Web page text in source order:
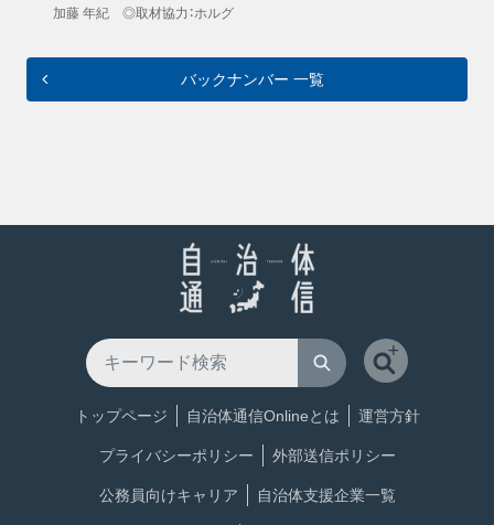
加藤 年紀 ◎取材協力：ホルグ
バックナンバー 一覧
トップページ 自治体通信Onlineとは 運営方針
プライバシーポリシー 外部送信ポリシー
公務員向けキャリア 自治体支援企業一覧